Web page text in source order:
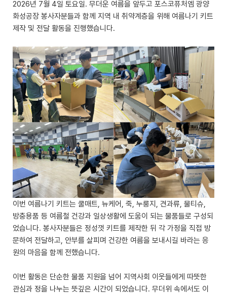
2026년 7월 4일 토요일. 무더운 여름을 앞두고 포스코퓨처엠 광양
화성공장 봉사자분들과 함께 지역 내 취약계층을 위해 여름나기 키트
제작 및 전달 활동을 진행했습니다.
이번 여름나기 키트는 쿨매트, 뉴케어, 죽, 누룽지, 견과류, 물티슈,
방충용품 등 여름철 건강과 일상생활에 도움이 되는 물품들로 구성되
었습니다. 봉사자분들은 정성껏 키트를 제작한 뒤 각 가정을 직접 방
문하여 전달하고, 안부를 살피며 건강한 여름을 보내시길 바라는 응
원의 마음을 함께 전했습니다.
이번 활동은 단순한 물품 지원을 넘어 지역사회 이웃들에게 따뜻한
관심과 정을 나누는 뜻깊은 시간이 되었습니다. 무더위 속에서도 이